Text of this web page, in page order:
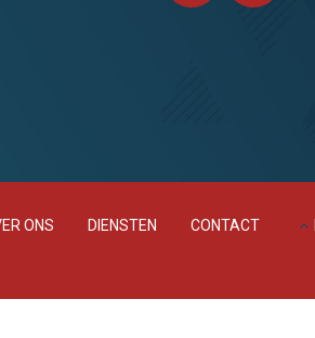
ONS DIENSTEN CONTACT